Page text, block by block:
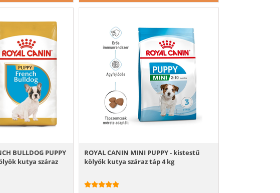
BULLDOG PUPPY
kutya száraz
ROYAL CANIN MINI PUPPY - kistestű
kölyök kutya száraz táp 4 kg